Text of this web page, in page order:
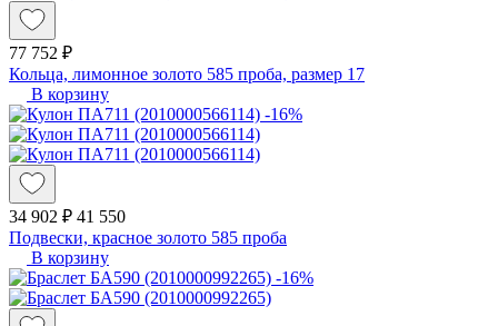
77 752 ₽
Кольца, лимонное золото 585 проба, размер 17
В корзину
-16%
34 902 ₽ 41 550
Подвески, красное золото 585 проба
В корзину
-16%